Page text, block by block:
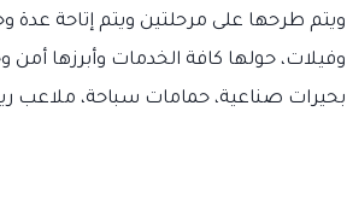
ويتم طرحها على مرحلتين ويتم إتاحة
وفيلات، حولها كافة الخدمات وأبرزها
بحيرات صناعية، حمامات سباحة، ملاعب